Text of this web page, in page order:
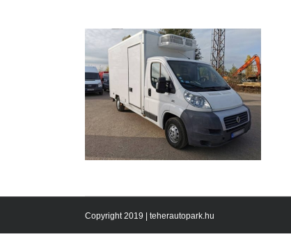
Copyright 2019 | teherautopark.hu